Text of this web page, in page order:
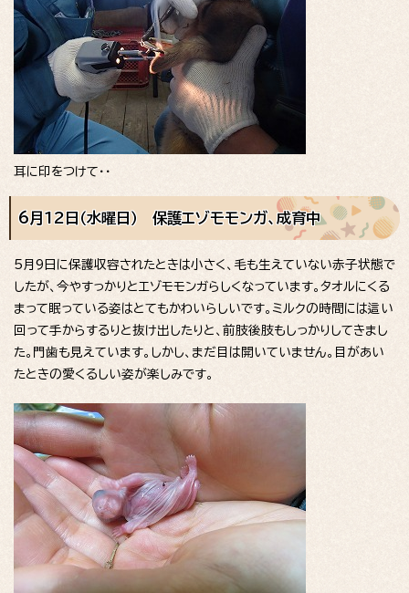
耳に印をつけて・・
6月12日（水曜日） 保護エゾモモンガ、成育中
5月9日に保護収容されたときは小さく、毛も生えていない赤子状態で
したが、今やすっかりとエゾモモンガらしくなっています。タオルにくる
まって眠っている姿はとてもかわいらしいです。ミルクの時間には這い
回って手からするりと抜け出したりと、前肢後肢もしっかりしてきまし
た。門歯も見えています。しかし、まだ目は開いていません。目があい
たときの愛くるしい姿が楽しみです。